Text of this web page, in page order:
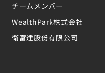
チームメンバー
WealthPark株式会社
衛富達股份有限公司